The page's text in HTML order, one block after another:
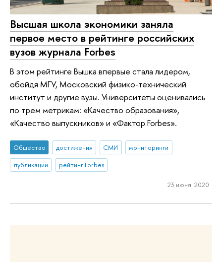
Высшая школа экономики заняла
первое место в рейтинге российских
вузов журнала Forbes
В этом рейтинге Вышка впервые стала лидером,
обойдя МГУ, Московский физико-технический
институт и другие вузы. Университеты оценивались
по трем метрикам: «Качество образования»,
«Качество выпускников» и «Фактор Forbes».
Общество достижения СМИ
мониторинги
публикации
рейтинг Forbes
23 июня 2020